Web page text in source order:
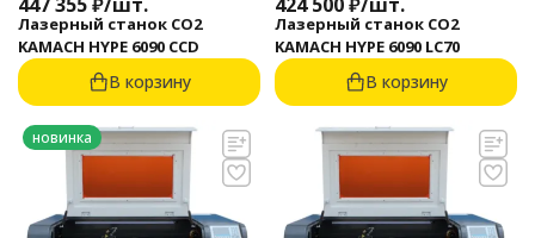
Лазерный станок CO2
KAMACH HYPE 6090 CCD
В корзину
Лазерный станок CO2
KAMACH HYPE 6090 LC70
В корзину
новинка